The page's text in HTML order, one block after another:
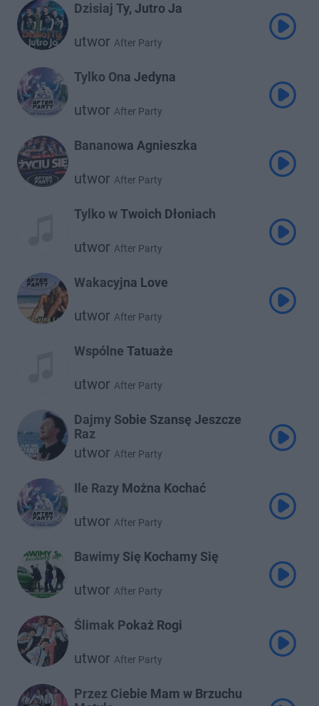
Dzisiaj Ty, Jutro Ja
utwor After Party
Tylko Ona Jedyna
utwor After Party
Bananowa Agnieszka
utwor After Party
Tylko w Twoich Dłoniach
utwor After Party
Wakacyjna Love
utwor After Party
Wspólne Tatuaże
utwor After Party
Dajmy Sobie Szansę Jeszcze
Raz
utwor After Party
Ile Razy Można Kochać
utwor After Party
Bawimy Się Kochamy Się
utwor After Party
Ślimak Pokaż Rogi
utwor After Party
Przez Ciebie Mam w Brzuchu